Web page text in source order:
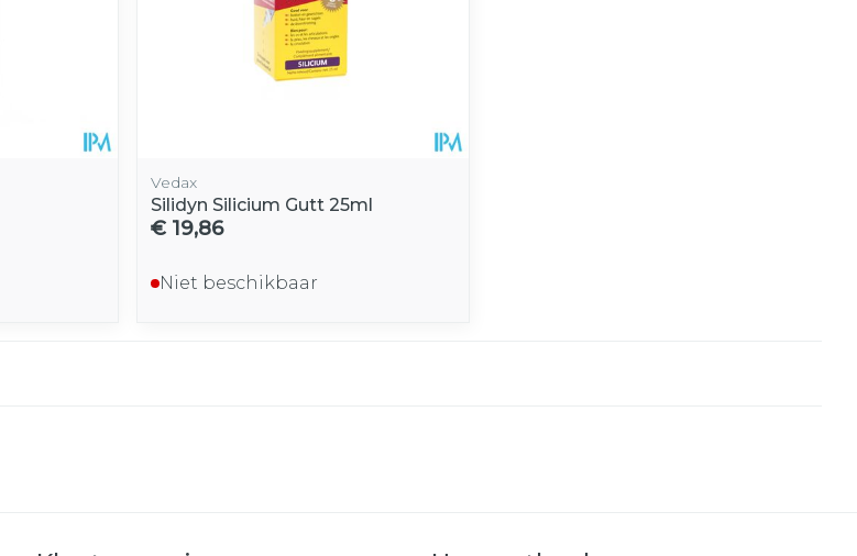
Vedax
Silidyn Silicium Gutt 25ml
€ 19,86
Niet beschikbaar